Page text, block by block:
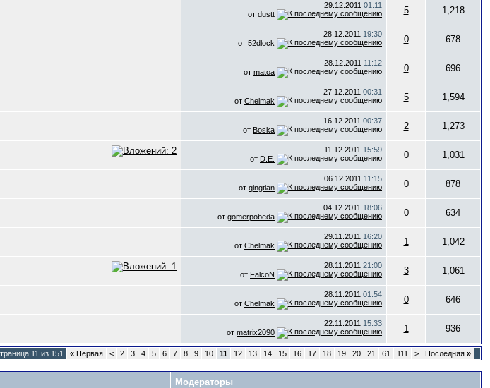
29.12.2011 01:11
от dustt 5 1,218
28.12.2011 19:30
от 52dlock 0 678
28.12.2011 11:12
от matoa 0 696
27.12.2011 00:31
от Chelmak 5 1,594
16.12.2011 00:37
от Boska 2 1,273
11.12.2011 15:59
от D.E. 0 1,031
06.12.2011 11:15
от qingtian 0 878
04.12.2011 18:06
от gomerpobeda 0 634
29.11.2011 16:20
от Chelmak 1 1,042
28.11.2011 21:00
от FalcoN 3 1,061
28.11.2011 01:54
от Chelmak 0 646
22.11.2011 15:33
от matrix2090 1 936
11 из 151 « Первая < 2 3 4 5 6 7 8 9 10 11 12 13 14 15 16 17 18 19 20 21 61 111 > Последняя »
Модераторы